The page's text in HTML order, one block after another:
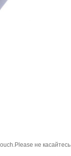
не касайтесь